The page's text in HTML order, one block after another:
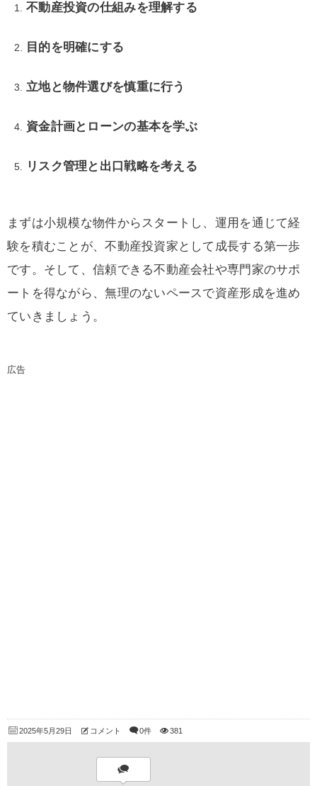
不動産投資の仕組みを理解する
目的を明確にする
立地と物件選びを慎重に行う
資金計画とローンの基本を学ぶ
リスク管理と出口戦略を考える
まずは小規模な物件からスタートし、運用を通じて経
験を積むことが、不動産投資家として成長する第一歩
です。そして、信頼できる不動産会社や専門家のサポ
ートを得ながら、無理のないペースで資産形成を進め
ていきましょう。
広告
2025年5月29日 コメント 0件 381